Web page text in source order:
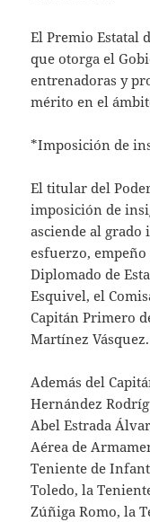
El Premio Estatal
que otorga el
entrenadoras y
mérito en el
*Imposición de
El titular del
imposición de
asciende al
esfuerzo,
Diplomado de
Esquivel, el
Capitán Primero
Martínez Vásquez.
Además del
Hernández
Abel Estrada
Aérea de
Teniente de
Toledo, la
Zúñiga Romo, la